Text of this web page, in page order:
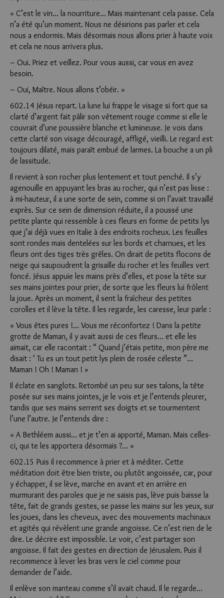
« C’est le vin… la nourriture… Mais maintenant cela passe. Cela
n’a été qu’un moment. Nous ne désirions pas parler et cela
nous a endormis. Mais désormais nous allons prier à haute voix
et cela ne nous arrivera plus.
– Oui. Priez et veillez. Pour vous aussi, car vous en avez
besoin.
– Oui, Maître. Nous allons t’obéir. »
602.14 Jésus repart. La lune lui frappe le visage si fort que sa
clarté d’argent fait pâlir son vêtement rouge comme si elle le
couvrait d’une poussière blanche et lumineuse. Je vois dans
cette clarté son visage découragé, affligé, vieilli. Le regard est
toujours dilaté, mais paraît embué de larmes. La bouche a un pli
de lassitude.
Il revient à son rocher plus lentement et tout penché. Il s’y
agenouille en appuyant les bras au rocher, qui n’est pas lisse :
à mi-hauteur, il a une sorte de sein, comme si on l’avait travaillé
exprès. Sur ce sein de dimension réduite, il a poussé une
petite plante qui ressemble à ces fleurs en forme de petits lys
que j’ai déjà vues en Italie à des endroits rocheux. Les feuilles
sont rondes mais dentelées sur les bords et charnues, et les
fleurs ont des tiges très grêles. On dirait de petits flocons de
neige qui saupoudrent la grisaille du rocher et les feuilles vert
foncé. Jésus appuie les mains près d’elles, et pose la tête sur
ses mains jointes pour prier, de sorte que les fleurs lui frôlent
la joue. Après un moment, il sent la fraîcheur des petites
corolles et il lève la tête. Il les regarde, les caresse, leur parle :
« Vous êtes pures !… Vous me réconfortez ! Dans la petite
grotte de Maman, il y avait aussi de ces fleurs… et elle les
aimait, car elle racontait : “ Quand j’étais petite, mon père me
disait : ‘ Tu es un tout petit lys plein de rosée céleste ”…
Maman ! Oh ! Maman ! »
Il éclate en sanglots. Retombé un peu sur ses talons, la tête
posée sur ses mains jointes, je le vois et je l’entends pleurer,
tandis que ses mains serrent ses doigts et se tourmentent
l’une l’autre. Je l’entends dire :
« A Bethléem aussi… et je t’en ai apporté, Maman. Mais celles-
ci, qui te les apportera désormais ?… »
602.15 Puis il recommence à prier et à méditer. Cette
méditation doit être bien triste, ou plutôt angoissée, car, pour
y échapper, il se lève, marche en avant et en arrière en
murmurant des paroles que je ne saisis pas, lève puis baisse la
tête, fait de grands gestes, se passe les mains sur les yeux, sur
les joues, dans les cheveux, avec des mouvements machinaux
et agités qui révèlent une grande angoisse. Ce n’est rien de le
dire. Le décrire est impossible. Le voir, c’est partager son
angoisse. Il fait des gestes en direction de Jérusalem. Puis il
recommence à lever les bras vers le ciel comme pour
demander de l’aide.
Il enlève son manteau comme s’il avait chaud. Il le regarde…